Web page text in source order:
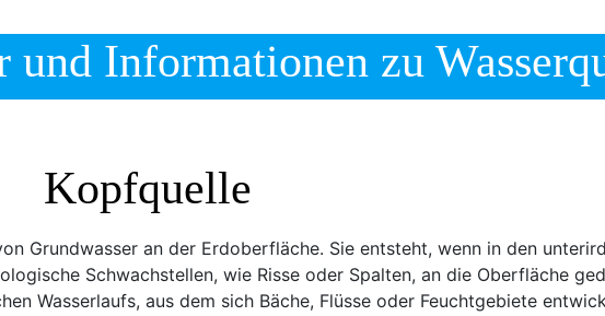
und Informationen zu
Kopfquelle
Grundwasser an der Erdoberfläche. Sie entsteht, wenn in den
Schwachstellen, wie Risse oder Spalten, an die Oberfläche
Wasserlaufs, aus dem sich Bäche, Flüsse oder Feuchtgebiete